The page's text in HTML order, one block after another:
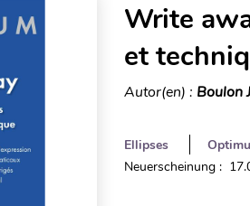
Write
et
Autor(en) : Boulon
Ellipses
Neuerscheinung :